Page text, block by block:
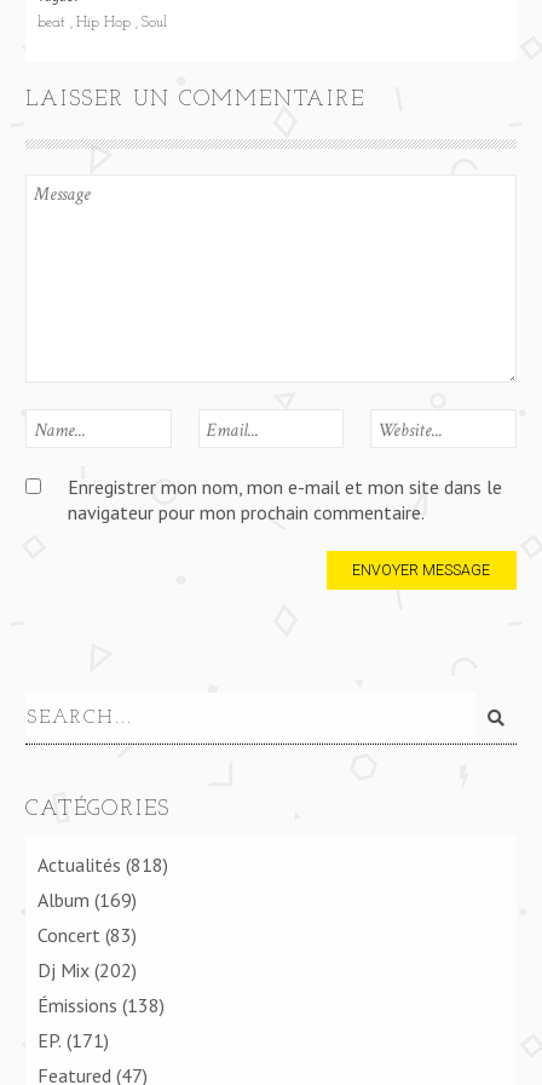
beat Hip Hop Soul
LAISSER UN COMMENTAIRE
Enregistrer mon nom, mon e-mail et mon site dans le
navigateur pour mon prochain commentaire.
CATÉGORIES
Actualités (818)
Album (169)
Concert (83)
Dj Mix (202)
Émissions (138)
EP. (171)
Featured (47)